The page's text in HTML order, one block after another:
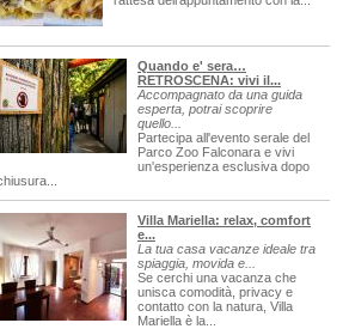
Quando e' sera…
RETROSCENA: vivi il...
Accompagnato da una guida
esperta, potrai scoprire
quello...
Partecipa all'evento serale del
Parco Zoo Falconara e vivi
un'esperienza esclusiva dopo
Villa Mariella: relax, comfort
e...
La tua casa vacanze ideale tra
spiaggia, movida e...
Se cerchi una vacanza che
unisca comodità, privacy e
contatto con la natura, Villa
Mariella è la...